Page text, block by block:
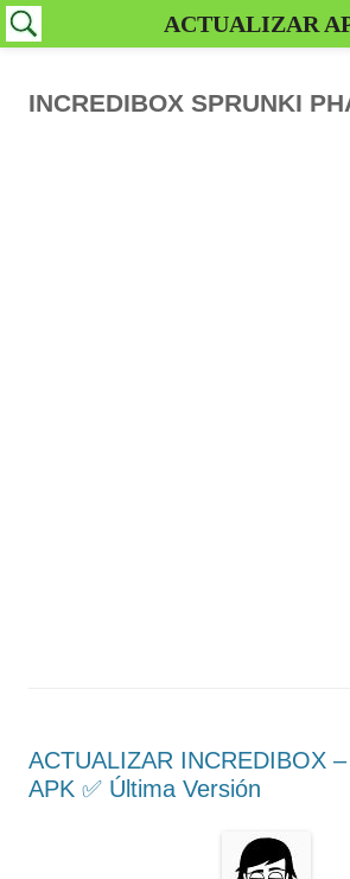
INCREDIBOX SPRUNKI
ACTUALIZAR INCREDIBOX
APK ✅️ Última Versión
ACTUALIZAR